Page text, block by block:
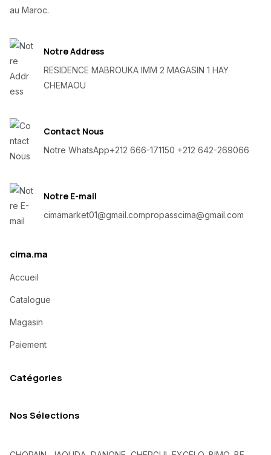
au Maroc.
Notre Address
RESIDENCE MABROUKA IMM 2 MAGASIN 1 HAY
CHEMAOU
Contact Nous
Notre WhatsApp+212 666-171150 +212 642-269066
Notre E-mail
cimamarket01@gmail.compropasscima@gmail.com
cima.ma
Accueil
Catalogue
Magasin
Paiement
Catégories
Nos Sélections